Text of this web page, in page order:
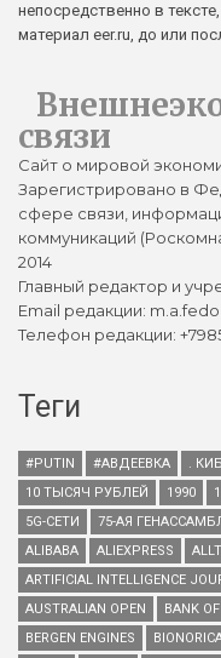
непосредственно в
материал eer.ru, до или
связи
Сайт о мировой
Зарегистрировано в
сфере связи,
коммуникаций
2014
Главный редактор и
Email редакции:
Телефон редакции:
Теги
#PUTIN #АВДЕЕВКА .
10 ТЫСЯЧ РУБЛЕЙ
1990
5G-СЕТИ
75-АЯ
ALIBABA
ALIEXPRESS
ARTIFICIAL INTELLIGENCE
AUSTRALIAN OPEN
BANK
BERGEN ENGINES